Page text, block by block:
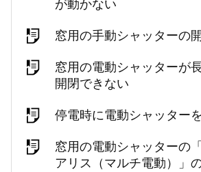
が動かない
窓用の手動シャッターの
窓用の電動シャッターが
開閉できない
停電時に電動シャッター
窓用の電動シャッターの
アリス（マルチ電動）」